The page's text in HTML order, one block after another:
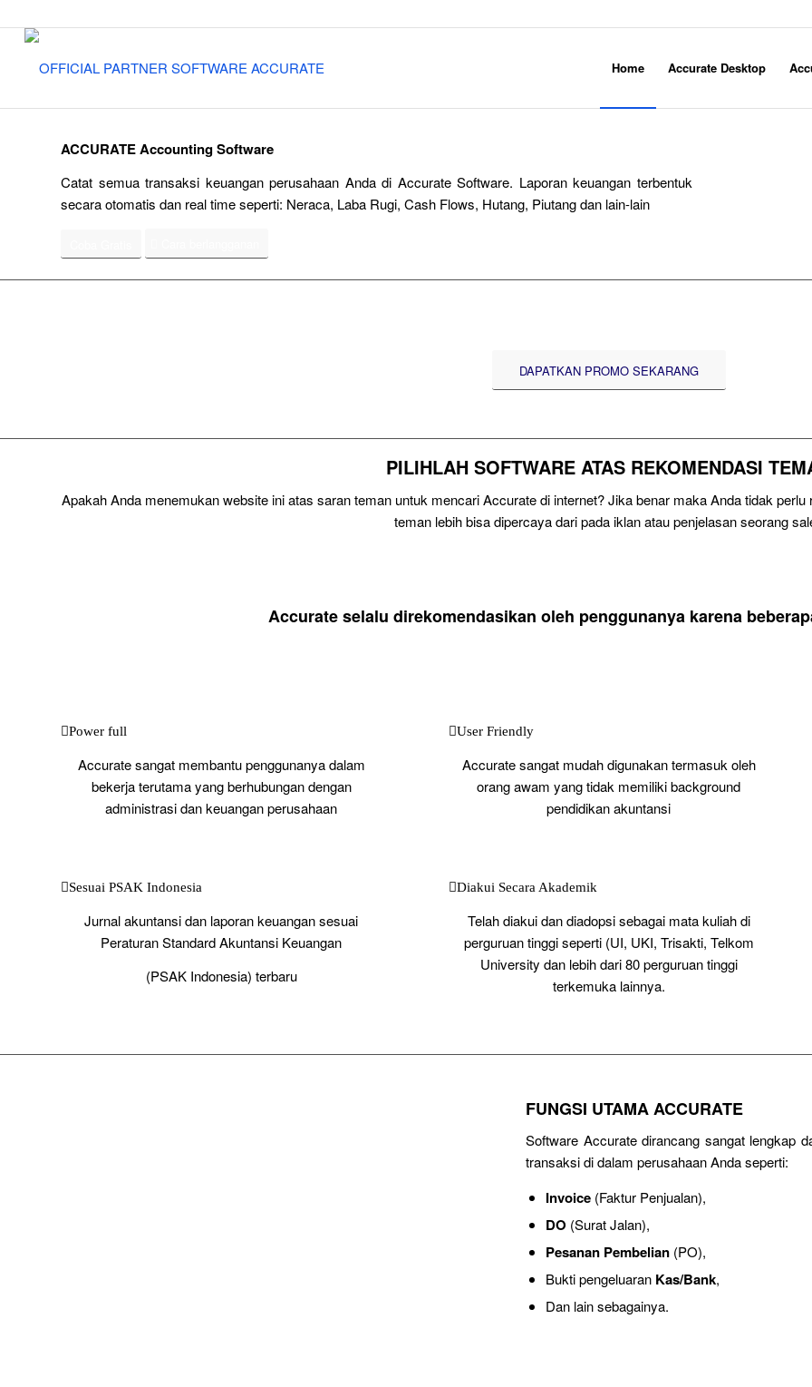
Home Accurate Desktop
ACCURATE Accounting Software
Catat semua transaksi keuangan perusahaan Anda di Accurate Software. Laporan keuangan terbentuk
secara otomatis dan real time seperti: Neraca, Laba Rugi, Cash Flows, Hutang, Piutang dan lain-lain
DAPATKAN PROMO SEKARANG
PILIHLAH SOFTWARE ATAS REKOMENDASI
Apakah Anda menemukan website ini atas saran teman untuk mencari Accurate di internet? Jika benar maka Anda tidak
teman lebih bisa dipercaya dari pada iklan atau penjelasan seorang
Accurate selalu direkomendasikan oleh penggunanya karena
Power full
Accurate sangat membantu penggunanya dalam
bekerja terutama yang berhubungan dengan
administrasi dan keuangan perusahaan
User Friendly
Accurate sangat mudah digunakan termasuk oleh
orang awam yang tidak memiliki background
pendidikan akuntansi
Sesuai PSAK Indonesia
Jurnal akuntansi dan laporan keuangan sesuai
Peraturan Standard Akuntansi Keuangan
(PSAK Indonesia) terbaru
Diakui Secara Akademik
Telah diakui dan diadopsi sebagai mata kuliah di
perguruan tinggi seperti (UI, UKI, Trisakti, Telkom
University dan lebih dari 80 perguruan tinggi
terkemuka lainnya.
FUNGSI UTAMA ACCURATE
Software Accurate dirancang sangat lengkap
transaksi di dalam perusahaan Anda seperti:
Invoice (Faktur Penjualan),
DO (Surat Jalan),
Pesanan Pembelian (PO),
Bukti pengeluaran Kas/Bank,
Dan lain sebagainya.